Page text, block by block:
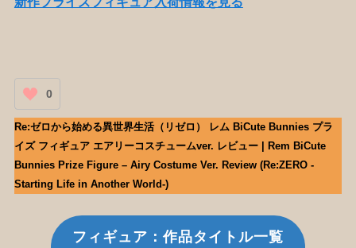
0
Re:ゼロから始める異世界生活（リゼロ） レム BiCute Bunnies プラ
イズ フィギュア エアリーコスチュームver. レビュー | Rem BiCute
Bunnies Prize Figure – Airy Costume Ver. Review (Re:ZERO -
Starting Life in Another World-)
フィギュア：作品タイトル一覧